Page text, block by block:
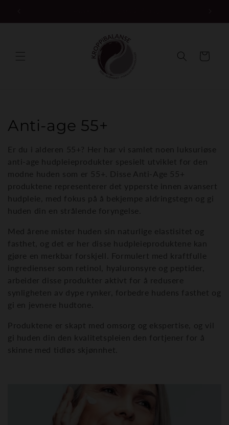
Handlekurv
S
a
m
l
i
n
g
:
Anti-age 55+
Er du i alderen 55+? Her har vi samlet noen luksuriøse
anti-age hudpleieprodukter spesielt utviklet for den
modne huden som er 55+. Disse Anti-Age 55+
produktene representerer det ypperste innen avansert
hudpleie, med fokus på å bekjempe aldringstegn og gi
huden din en strålende foryngelse.
Med årene mister huden sin naturlige elastisitet og
fasthet, og det er her disse hudpleieproduktene kan
gjøre en merkbar forskjell. Formulert med kraftfulle
ingredienser som retinol, hyaluronsyre og peptider,
arbeider disse produkter aktivt for å redusere
synligheten av dype rynker, forbedre hudens fasthet og
gi en jevnere hudtone.
Produktene er skapt med omsorg og ekspertise, og vil
gi huden din den kvalitetspleien den fortjener for å
skinne med tidløs skjønnhet.